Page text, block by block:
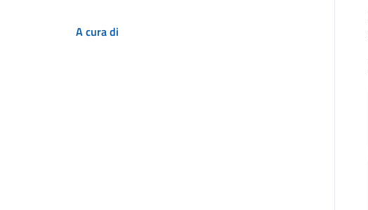
A cura di